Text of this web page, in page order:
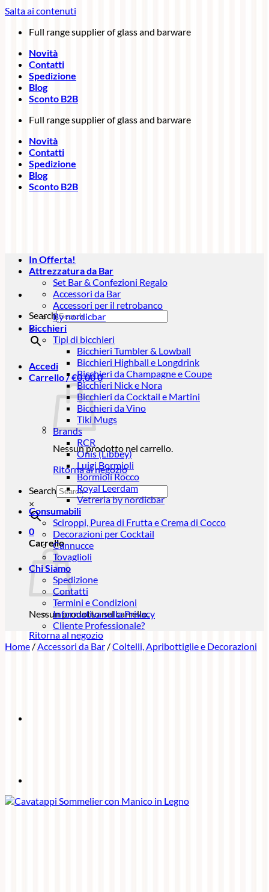
Salta ai contenuti
Full range supplier of glass and barware
Novità
Contatti
Spedizione
Blog
Sconto B2B
Full range supplier of glass and barware
Novità
Contatti
Spedizione
Blog
Sconto B2B
Search
×
Accedi
Carrello /€0,000
Nessun prodotto nel carrello.
Ritorna al negozio
Search
×
0
Carrello
Nessun prodotto nel carrello.
Ritorna al negozio
In Offerta!
Attrezzatura da Bar
Set Bar & Confezioni Regalo
Accessori da Bar
Accessori per il retrobanco
By nordicbar
Bicchieri
Tipi di bicchieri
Bicchieri Tumbler & Lowball
Bicchieri Highball e Longdrink
Bicchieri da Champagne e Coupe
Bicchieri Nick e Nora
Bicchieri da Cocktail e Martini
Bicchieri da Vino
Tiki Mugs
Brands
RCR
Onis (Libbey)
Luigi Bormioli
Bormioli Rocco
Royal Leerdam
Vetreria by nordicbar
Consumabili
Sciroppi, Purea di Frutta e Crema di Cocco
Decorazioni per Cocktail
Cannucce
Tovaglioli
Chi Siamo
Spedizione
Contatti
Termini e Condizioni
Informativa sulla Privacy
Cliente Professionale?
Home /Accessori da Bar /Coltelli, Apribottiglie e Decorazioni